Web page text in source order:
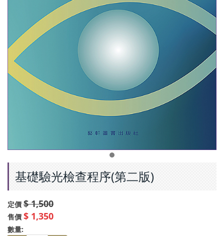
基礎驗光檢查程序(第二版)
定價 $ 1,500
售價 $ 1,350
數量: